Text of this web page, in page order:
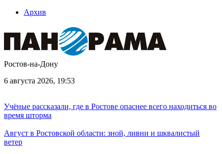
Архив
Ростов-на-Дону
6 августа 2026, 19:53
Учёные рассказали, где в Ростове опаснее всего находиться во
время шторма
Август в Ростовской области: зной, ливни и шквалистый
ветер